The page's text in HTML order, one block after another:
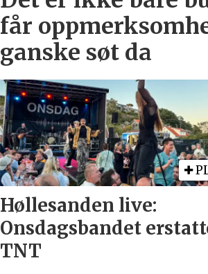
får
ganske søt da
Høllesanden live:
Onsdagsbandet
TNT